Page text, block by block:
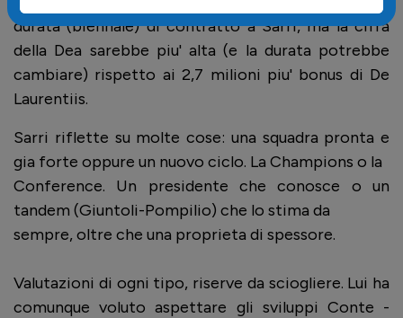
durata (biennale) di contratto a Sarri, ma la cifra
della Dea sarebbe piu' alta (e la durata potrebbe
cambiare) rispetto ai 2,7 milioni piu' bonus di De
Laurentiis.
Sarri riflette su molte cose: una squadra pronta e
gia forte oppure un nuovo ciclo. La Champions o la
Conference. Un presidente che conosce o un
tandem (Giuntoli-Pompilio) che lo stima da
sempre, oltre che una proprieta di spessore.
Valutazioni di ogni tipo, riserve da sciogliere. Lui ha
comunque voluto aspettare gli sviluppi Conte -